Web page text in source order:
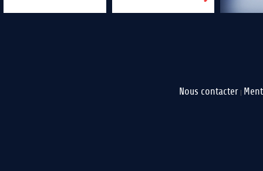
Nous contacter |